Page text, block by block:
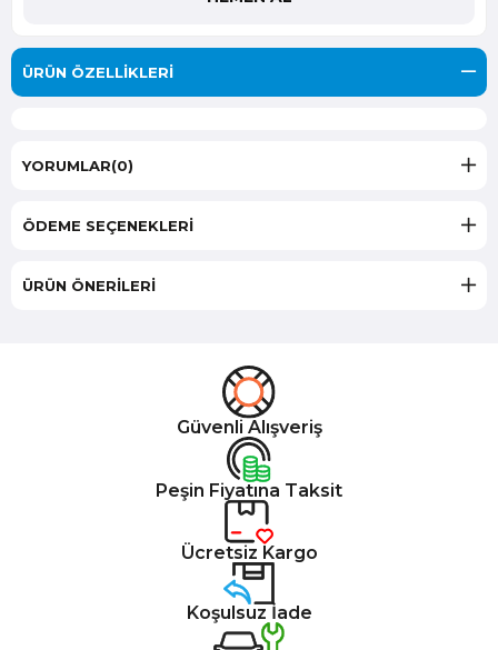
ÜRÜN ÖZELLIKLERI
YORUMLAR(0)
ÖDEME SEÇENEKLERI
ÜRÜN ÖNERILERI
Güvenli Alışveriş
Peşin Fiyatına Taksit
Ücretsiz Kargo
Koşulsuz İade